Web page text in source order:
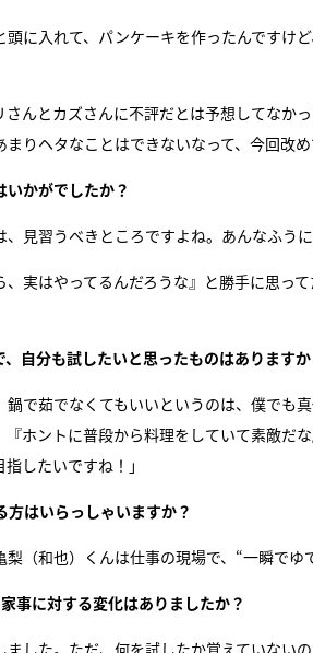
に入れて、パンケーキを作ったんですけ
んとカズさんに不評だとは予想してなか
りヘタなことはできないなって、今回改め
かがでしたか？
見習うべきところですよね。あんなふう
実はやってるんだろうな』と勝手に思っ
自分も試したいと思ったものはありますか
鍋で茹でなくてもいいというのは、僕でも
ホントに普段から料理をしていて素敵だ
したいですね！」
はいらっしゃいますか？
梨（和也）くんは仕事の現場で、“一瞬で
事に対する変化はありましたか？
ました。ただ、何を試したか覚えていない